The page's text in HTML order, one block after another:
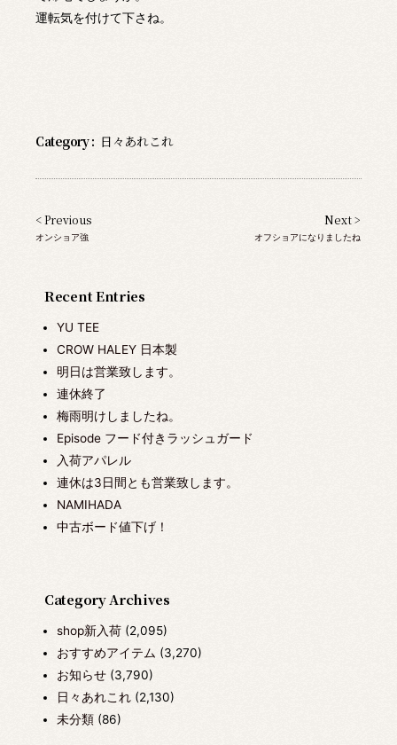
Recent Entries
YU TEE
CROW HALEY 日本製
明日は営業致します。
連休終了
梅雨明けしましたね。
Episode フード付きラッシュガード
入荷アパレル
連休は3日間とも営業致します。
NAMIHADA
中古ボード値下げ！
Category Archives
shop新入荷(2,095)
おすすめアイテム (3,270)
お知らせ(3,790)
日々あれこれ(2,130)
未分類(86)
運転気を付けて下さね。
Category : 日々あれこれ
< Previous
オンショア強
Next >
オフショアになりましたね